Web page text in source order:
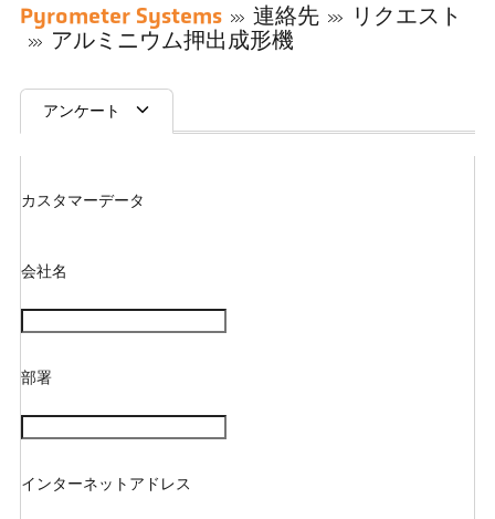
Pyrometer Systems 連絡先
リクエスト
アルミニウム押出成形機
アンケート
カスタマーデータ
会社名
部署
インターネットアドレス